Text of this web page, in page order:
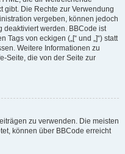
gibt. Die Rechte zur Verwendung
vergeben, können jedoch
deaktiviert werden. BBCode ist
von eckigen („[“ und „]“) statt
Weitere Informationen zu
Seite, die von der Seite zur
zu verwenden. Die meisten
können über BBCode erreicht